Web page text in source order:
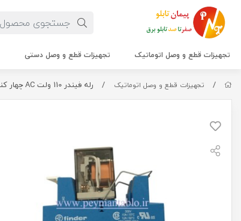
تجهیزات قطع و وصل اتوماتیک تجهیزات قطع و وصل دستی
/ تجهیزات قطع و وصل اتوماتیک / رله فیندر 110 ولت AC چهار کنتاکت (Finder(55.34